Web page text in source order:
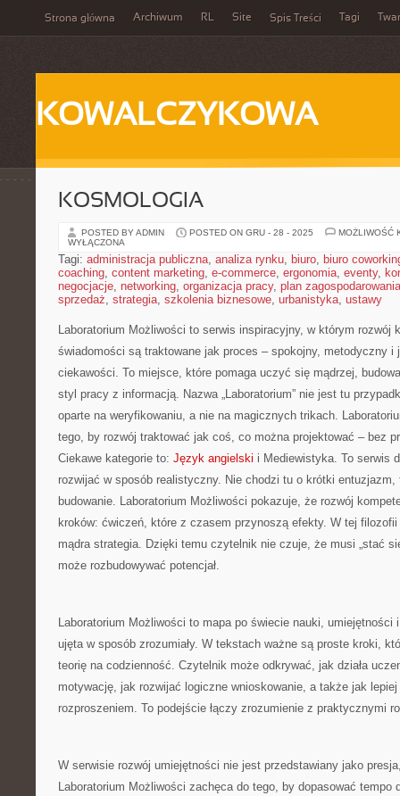
Strona główna Archiwum RL Site Spis Treści Tagi
KOWALCZYKOWA
KOSMOLOGIA
POSTED BY ADMIN POSTED ON GRU - 28 - 2025
MOŻLIWOŚĆ
WYŁĄCZONA
Tagi: administracja publiczna, analiza rynku, biuro, biuro
coaching, content marketing, e-commerce, ergonomia, eventy,
negocjacje, networking, organizacja pracy, plan zagospodarowania
sprzedaż, strategia, szkolenia biznesowe, urbanistyka, ustawy
Laboratorium Możliwości to serwis inspiracyjny, w którym rozwój
świadomości są traktowane jak proces – spokojny, metodyczny i
ciekawości. To miejsce, które pomaga uczyć się mądrzej,
styl pracy z informacją. Nazwa „Laboratorium” nie jest tu
oparte na weryfikowaniu, a nie na magicznych trikach.
tego, by rozwój traktować jak coś, co można projektować – bez
Ciekawe kategorie to: Język angielski i Mediewistyka. To serwis
rozwijać w sposób realistyczny. Nie chodzi tu o krótki
budowanie. Laboratorium Możliwości pokazuje, że rozwój
kroków: ćwiczeń, które z czasem przynoszą efekty. W tej
mądra strategia. Dzięki temu czytelnik nie czuje, że musi „stać
może rozbudowywać potencjał.
Laboratorium Możliwości to mapa po świecie nauki, umiejętności
ujęta w sposób zrozumiały. W tekstach ważne są proste kroki,
teorię na codzienność. Czytelnik może odkrywać, jak działa
motywację, jak rozwijać logiczne wnioskowanie, a także jak
rozproszeniem. To podejście łączy zrozumienie z praktycznymi
W serwisie rozwój umiejętności nie jest przedstawiany jako
Laboratorium Możliwości zachęca do tego, by dopasować tempo